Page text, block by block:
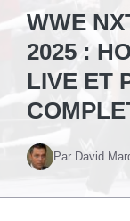
WWE
2025 :
LIVE ET
Par David